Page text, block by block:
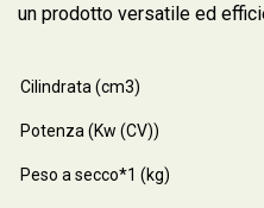
un prodotto versatile ed
Cilindrata (cm3)
Potenza (Kw (CV))
Peso a secco*1 (kg)